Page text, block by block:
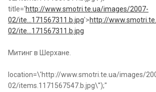
title='http://www.smotri.te.ua/images/2007-
02/ite...171567311.b.jpg'>http://
02/ite...171567311.b.jpg
Митинг в Шерхане.
location=\'http://www.smotri.te.ua/images/
02/items.1171567547.b.jpg\'');"